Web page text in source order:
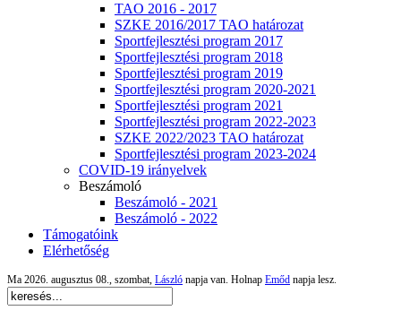
TAO 2016 - 2017
SZKE 2016/2017 TAO határozat
Sportfejlesztési program 2017
Sportfejlesztési program 2018
Sportfejlesztési program 2019
Sportfejlesztési program 2020-2021
Sportfejlesztési program 2021
Sportfejlesztési program 2022-2023
SZKE 2022/2023 TAO határozat
Sportfejlesztési program 2023-2024
COVID-19 irányelvek
Beszámoló
Beszámoló - 2021
Beszámoló - 2022
Támogatóink
Elérhetőség
Ma 2026. augusztus 08., szombat, László napja van. Holnap Emőd napja lesz.